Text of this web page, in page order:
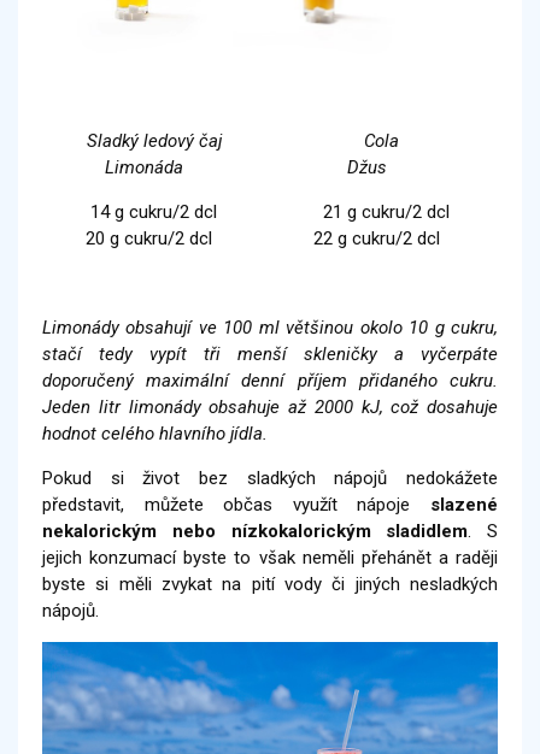
Sladký ledový čaj Cola
Limonáda Džus
14 g cukru/2 dcl 21 g cukru/2 dcl
20 g cukru/2 dcl 22 g cukru/2 dcl
Limonády obsahují ve 100 ml většinou okolo 10 g cukru,
stačí tedy vypít tři menší skleničky a vyčerpáte
doporučený maximální denní příjem přidaného cukru.
Jeden litr limonády obsahuje až 2000 kJ, což dosahuje
hodnot celého hlavního jídla.
Pokud si život bez sladkých nápojů nedokážete
představit, můžete občas využít nápoje slazené
nekalorickým nebo nízkokalorickým sladidlem. S
jejich konzumací byste to však neměli přehánět a raději
byste si měli zvykat na pití vody či jiných nesladkých
nápojů.